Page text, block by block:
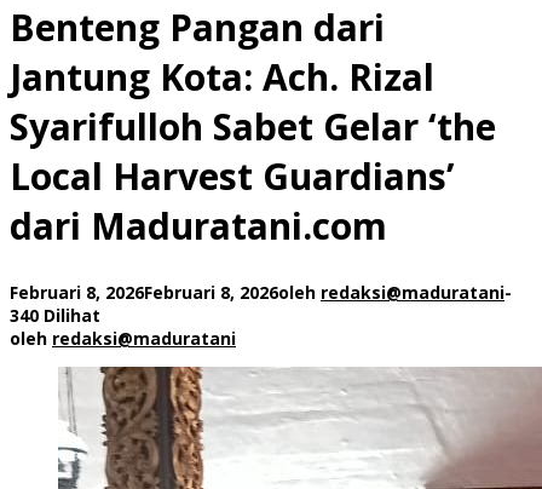
Benteng Pangan dari
Jantung Kota: Ach. Rizal
Syarifulloh Sabet Gelar ‘the
Local Harvest Guardians’
dari Maduratani.com
Februari 8, 2026Februari 8, 2026oleh redaksi@maduratani-
340 Dilihat
oleh redaksi@maduratani